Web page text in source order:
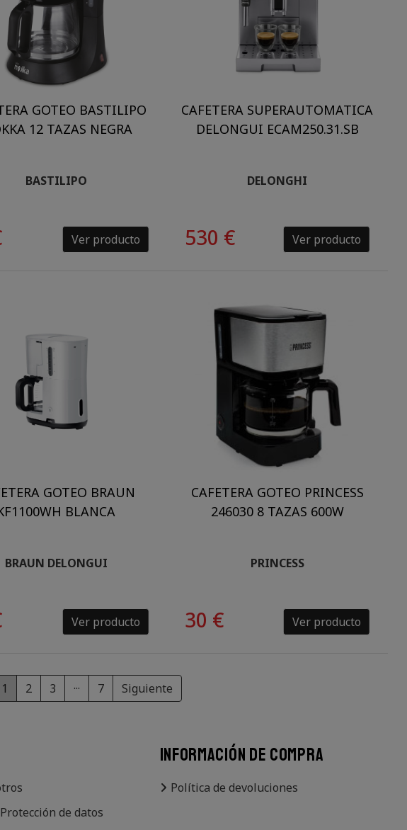
GOTEO BASTILIPO
12 TAZAS NEGRA
BASTILIPO
Ver producto
CAFETERA SUPERAUTOMATICA
DELONGUI ECAM250.31.SB
DELONGHI
530 € Ver producto
GOTEO BRAUN
BLANCA
BRAUN DELONGUI
Ver producto
CAFETERA GOTEO PRINCESS
246030 8 TAZAS 600W
PRINCESS
30 € Ver producto
1 2 3 ··· 7 Siguiente
de datos
INFORMACIÓN DE COMPRA
Política de devoluciones